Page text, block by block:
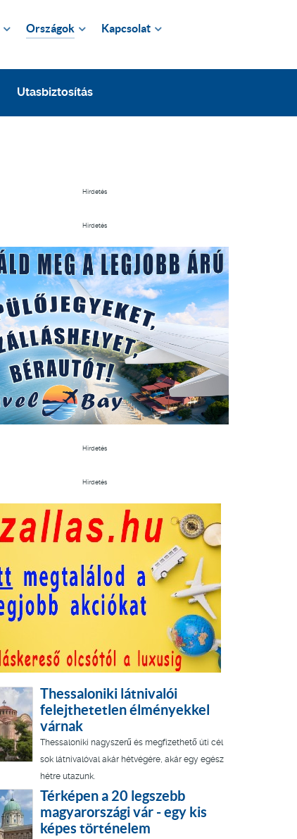
Országok Kapcsolat
Utasbiztosítás
Hirdetés
Hirdetés
Hirdetés
Hirdetés
Thessaloniki látnivalói
felejthetetlen élményekkel
várnak
Thessaloniki nagyszerű és megfizethető úti cél
sok látnivalóval akár hétvégére, akár egy egész
hétre utazunk.
Térképen a 20 legszebb
magyarországi vár - egy kis
képes történelem